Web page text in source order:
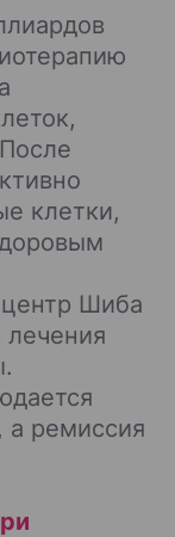
клетки,
Шиба
а ремиссия